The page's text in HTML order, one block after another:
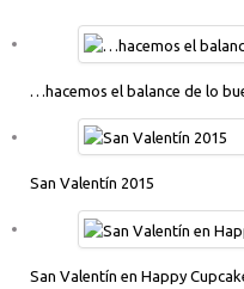
…hacemos el balance de lo
San Valentín 2015
San Valentín en Happy